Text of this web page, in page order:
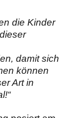
die Kinder
damit sich
können
Art in